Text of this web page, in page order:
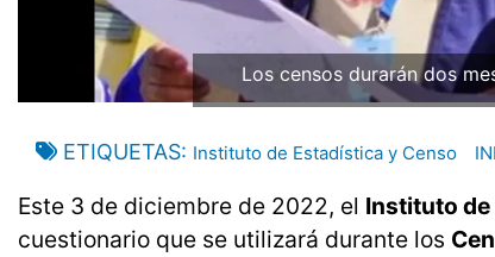
Los censos durarán dos
ETIQUETAS Instituto de Estadística y Censo
Este 3 de diciembre de 2022, el Instituto de
cuestionario que se utilizará durante los